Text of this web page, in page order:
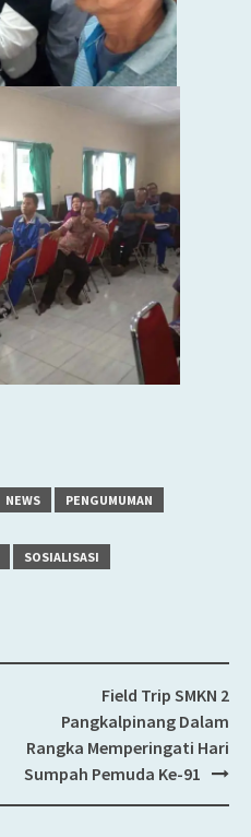
NEWS
PENGUMUMAN
SOSIALISASI
Field Trip SMKN 2
Pangkalpinang Dalam
Rangka Memperingati Hari
Sumpah Pemuda Ke-91